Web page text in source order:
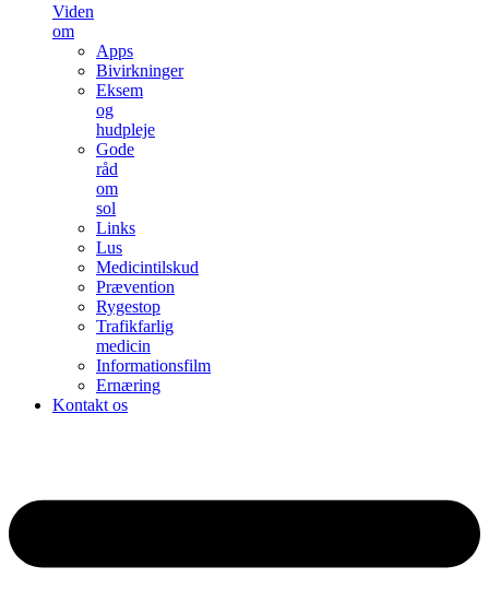
Viden
om
Apps
Bivirkninger
Eksem
og
hudpleje
Gode
råd
om
sol
Links
Lus
Medicintilskud
Prævention
Rygestop
Trafikfarlig
medicin
Informationsfilm
Ernæring
Kontakt os